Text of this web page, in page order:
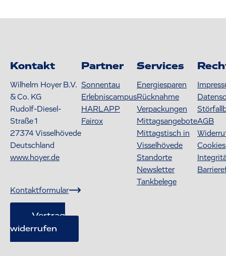
Kontakt
Wilhelm Hoyer B.V.
& Co. KG
Rudolf-Diesel-
Straße 1
27374Visselhövede
Deutschland
www.hoyer.de
Kontaktformular
Vertrag
widerrufen
Partner
Sonnentau
Erlebniscampus
HARLAPP
Fairox
Services
Energiesparen
Rücknahme
Verpackungen
Mittagsangebote
Mittagstisch in
Visselhövede
Standorte
Newsletter
Tankbelege
AGB
Cookies